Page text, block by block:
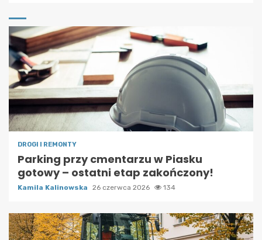
DROGI I REMONTY
Parking przy cmentarzu w Piasku
gotowy – ostatni etap zakończony!
Kamila Kalinowska 26 czerwca 2026 134